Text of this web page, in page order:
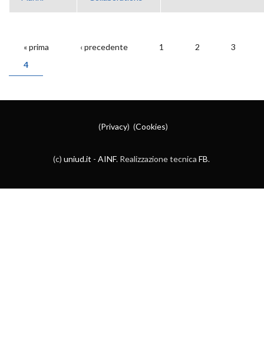
PAGINE
« prima ‹ precedente 1 2
3
4
(Privacy) (Cookies)
(c) uniud.it - AINF. Realizzazione tecnica FB.